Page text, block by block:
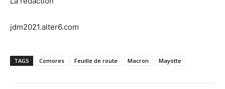
jdm2021.alter6.com
TAGS Comores Feuille de route Macron Mayotte